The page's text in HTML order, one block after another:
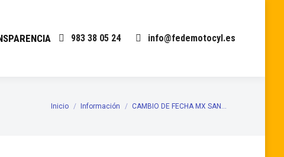
983 38 05 24 info@fedemotocyl.es
Estás aquí:
Inicio Información CAMBIO DE FECHA MX SAN…